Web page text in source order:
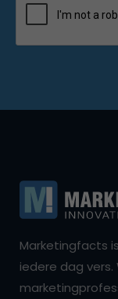
Marketingfacts
iedere dag